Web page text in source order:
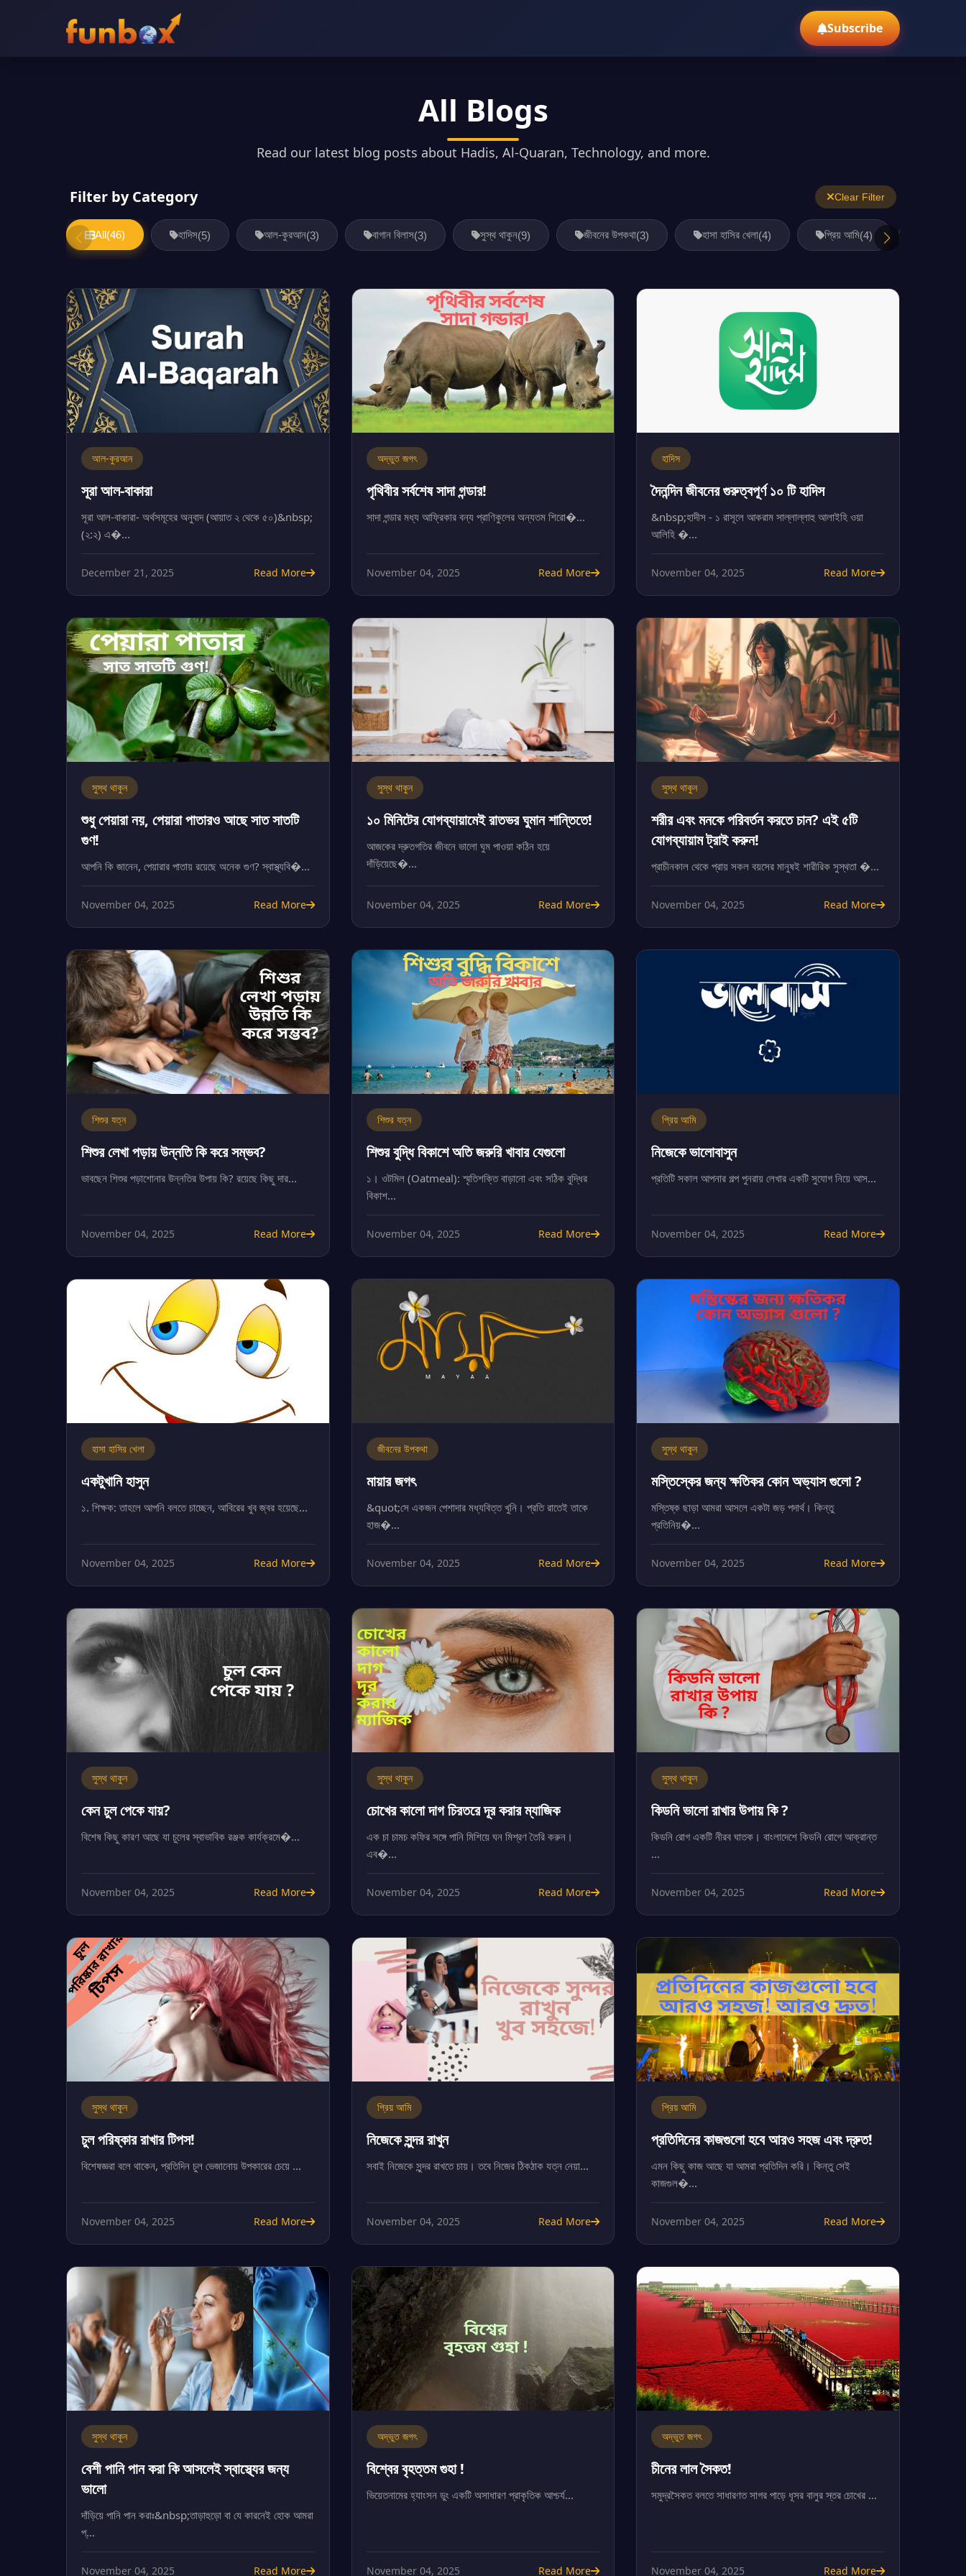
Subscribe
All Blogs
Read our latest blog posts about Hadis, Al-Quaran, Technology, and more.
Filter by Category Clear Filter
All(46) হাদিস(5) আল-কুরআন(3) বাগান বিলাস(3) সুস্থ থাকুন(9) জীবনের উপকথা(3) হাসা হাসির খেলা(4) প্রিয় আমি(4)
আল-কুরআন
সূরা আল-বাকারা
সূরা আল-বাকারা- অর্থসমূহের অনুবাদ (আয়াত ২ থেকে ৫০)&nbsp;
(২:২) এ�...
December 21, 2025 Read More
অদ্ভুত জগৎ
পৃথিবীর সর্বশেষ সাদা গন্ডার!
সাদা গন্ডার মধ্য আফ্রিকার বন্য প্রাণিকুলের অন্যতম শিরো�...
November 04, 2025 Read More
হাদিস
দৈনন্দিন জীবনের গুরুত্বপূর্ণ ১০ টি হাদিস
&nbsp;হাদীস - ১ রাসূলে আকরাম সাল্লাল্লাহু আলাইহি ওয়া
আলিহি �...
November 04, 2025 Read More
সুস্থ থাকুন
শুধু পেয়ারা নয়, পেয়ারা পাতারও আছে সাত সাতটি
গুণ!
আপনি কি জানেন, পেয়ারার পাতায় রয়েছে অনেক গুণ? স্বাস্থ্যবি�...
November 04, 2025 Read More
সুস্থ থাকুন
১০ মিনিটের যোগব্যায়ামেই রাতভর ঘুমান শান্তিতে!
আজকের দ্রুতগতির জীবনে ভালো ঘুম পাওয়া কঠিন হয়ে
দাঁড়িয়েছে�...
November 04, 2025 Read More
সুস্থ থাকুন
শরীর এবং মনকে পরিবর্তন করতে চান? এই ৫টি
যোগব্যায়াম ট্রাই করুন!
প্রাচীনকাল থেকে প্রায় সকল বয়সের মানুষই শারীরিক সুস্থতা �...
November 04, 2025 Read More
শিশুর যত্ন
শিশুর লেখা পড়ায় উন্নতি কি করে সম্ভব?
ভাবছেন শিশুর পড়াশোনার উন্নতির উপায় কি? রয়েছে কিছু দার...
November 04, 2025 Read More
শিশুর যত্ন
শিশুর বুদ্ধি বিকাশে অতি জরুরি খাবার যেগুলো
১। ওটমিল (Oatmeal): স্মৃতিশক্তি বাড়ানো এবং সঠিক বুদ্ধির
বিকাশ...
November 04, 2025 Read More
প্রিয় আমি
নিজেকে ভালোবাসুন
প্রতিটি সকাল আপনার গল্প পুনরায় লেখার একটি সুযোগ নিয়ে আস...
November 04, 2025 Read More
হাসা হাসির খেলা
একটুখানি হাসুন
১. শিক্ষক: তাহলে আপনি বলতে চাচ্ছেন, আবিরের খুব জ্বর হয়েছে...
November 04, 2025 Read More
জীবনের উপকথা
মায়ার জগৎ
&quot;সে একজন পেশাদার মধ্যবিত্ত খুনি। প্রতি রাতেই তাকে
হাজ�...
November 04, 2025 Read More
সুস্থ থাকুন
মস্তিস্কের জন্য ক্ষতিকর কোন অভ্যাস গুলো ?
মস্তিষ্ক ছাড়া আমরা আসলে একটা জড় পদার্থ। কিন্তু
প্রতিনিয়�...
November 04, 2025 Read More
সুস্থ থাকুন
কেন চুল পেকে যায়?
বিশেষ কিছু কারণ আছে যা চুলের স্বাভাবিক রঞ্জক কার্যক্রমে�...
November 04, 2025 Read More
সুস্থ থাকুন
চোখের কালো দাগ চিরতরে দূর করার ম্যাজিক
এক চা চামচ কফির সঙ্গে পানি মিশিয়ে ঘন মিশ্রণ তৈরি করুন।
এব�...
November 04, 2025 Read More
সুস্থ থাকুন
কিডনি ভালো রাখার উপায় কি ?
কিডনি রোগ একটি নীরব ঘাতক। বাংলাদেশে কিডনি রোগে আক্রান্ত
...
November 04, 2025 Read More
সুস্থ থাকুন
চুল পরিষ্কার রাখার টিপস!
বিশেষজ্ঞরা বলে থাকেন, প্রতিদিন চুল ভেজানোয় উপকারের চেয়ে ...
November 04, 2025 Read More
প্রিয় আমি
নিজেকে সুন্দর রাখুন
সবাই নিজেকে সুন্দর রাখতে চায়। তবে নিজের ঠিকঠাক যত্ন নেয়া...
November 04, 2025 Read More
প্রিয় আমি
প্রতিদিনের কাজগুলো হবে আরও সহজ এবং দ্রুত!
এমন কিছু কাজ আছে যা আমরা প্রতিদিন করি। কিন্তু সেই
কাজগুল�...
November 04, 2025 Read More
সুস্থ থাকুন
বেশী পানি পান করা কি আসলেই স্বাস্থ্যের জন্য
ভালো
দাঁড়িয়ে পানি পান করাঃ&nbsp;তাড়াহুড়ো বা যে কারনেই হোক আমরা
প্...
November 04, 2025 Read More
অদ্ভুত জগৎ
বিশ্বের বৃহত্তম গুহা !
ভিয়েতনামের হ্যাংসন ডুং একটি অসাধারণ প্রাকৃতিক আশ্চর্য...
November 04, 2025 Read More
অদ্ভুত জগৎ
চীনের লাল সৈকত!
সমুদ্রসৈকত বলতে সাধারণত সাগর পাড়ে ধূসর বালুর স্তর চোখের ...
November 04, 2025 Read More